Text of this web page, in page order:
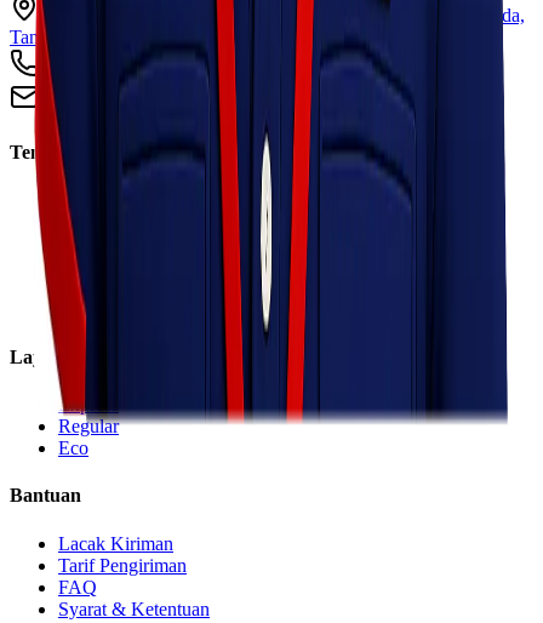
Ruko Garden Square Blok G No. 11-12 Jurumudi baru, Benda,
Tangerang, Banten 15124
+62 813 8838 8182
info@lionelexpress.com
Tentang Kami
Tentang Kami
Visi & Misi
Sosial Perusahaan
Karir
Cabang
Informasi
Layanan
Express
Regular
Eco
Bantuan
Lacak Kiriman
Tarif Pengiriman
FAQ
Syarat & Ketentuan